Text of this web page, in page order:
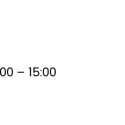
– 15:00